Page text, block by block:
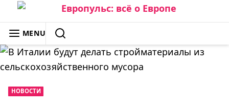
Skip
to
content
ЕВРОПУЛЬС: ВСЁ О ЕВРОПЕ
MENU
SEARCH
НОВОСТИ